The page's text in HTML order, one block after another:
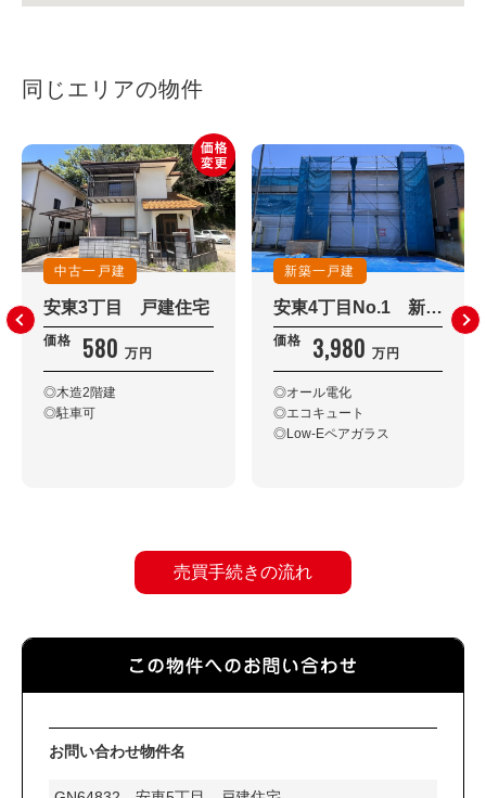
同じエリアの物件
中古一戸建
安東3丁目 戸建住宅
価格 580 万円
◎木造2階建
◎駐車可
新築一戸建
安東4丁目No.1 新築住宅
価格 3,980 万円
◎オール電化
◎エコキュート
◎Low-Eペアガラス
売買手続きの流れ
お問い合わせ物件名